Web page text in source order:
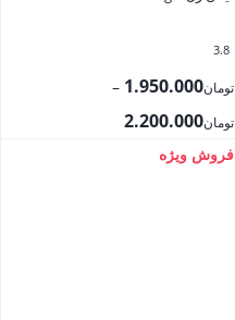
3.8
تومان1.950.000
–
تومان2.200.000محدوده
بستن
فروش ویژه